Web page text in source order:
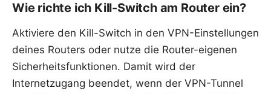
Wie richte ich Kill-Switch am Router ein?
Aktiviere den Kill-Switch in den VPN-Einstellungen
deines Routers oder nutze die Router-eigenen
Sicherheitsfunktionen. Damit wird der
Internetzugang beendet, wenn der VPN-Tunnel